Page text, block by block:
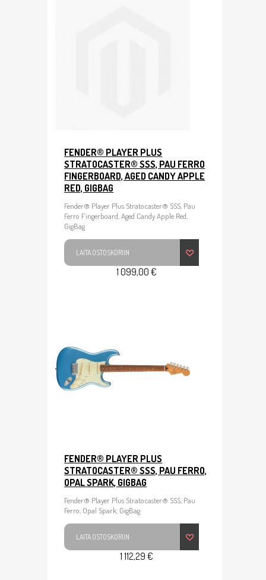
FENDER® PLAYER PLUS
STRATOCASTER® SSS, PAU FERRO
FINGERBOARD, AGED CANDY APPLE
RED, GIGBAG
Fender® Player Plus Stratocaster® SSS, Pau
Ferro Fingerboard, Aged Candy Apple Red,
GigBag
LAITA OSTOSKORIIN
1 099,00 €
FENDER® PLAYER PLUS
STRATOCASTER® SSS, PAU FERRO,
OPAL SPARK, GIGBAG
Fender® Player Plus Stratocaster® SSS, Pau
Ferro, Opal Spark, GigBag
LAITA OSTOSKORIIN
1 112,29 €